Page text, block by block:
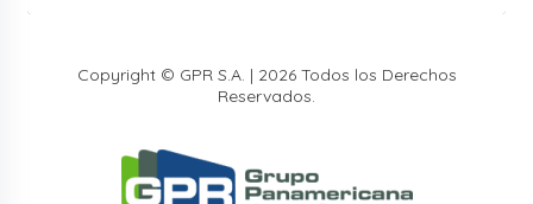
Copyright © GPR S.A. | 2026 Todos los Derechos
Reservados.